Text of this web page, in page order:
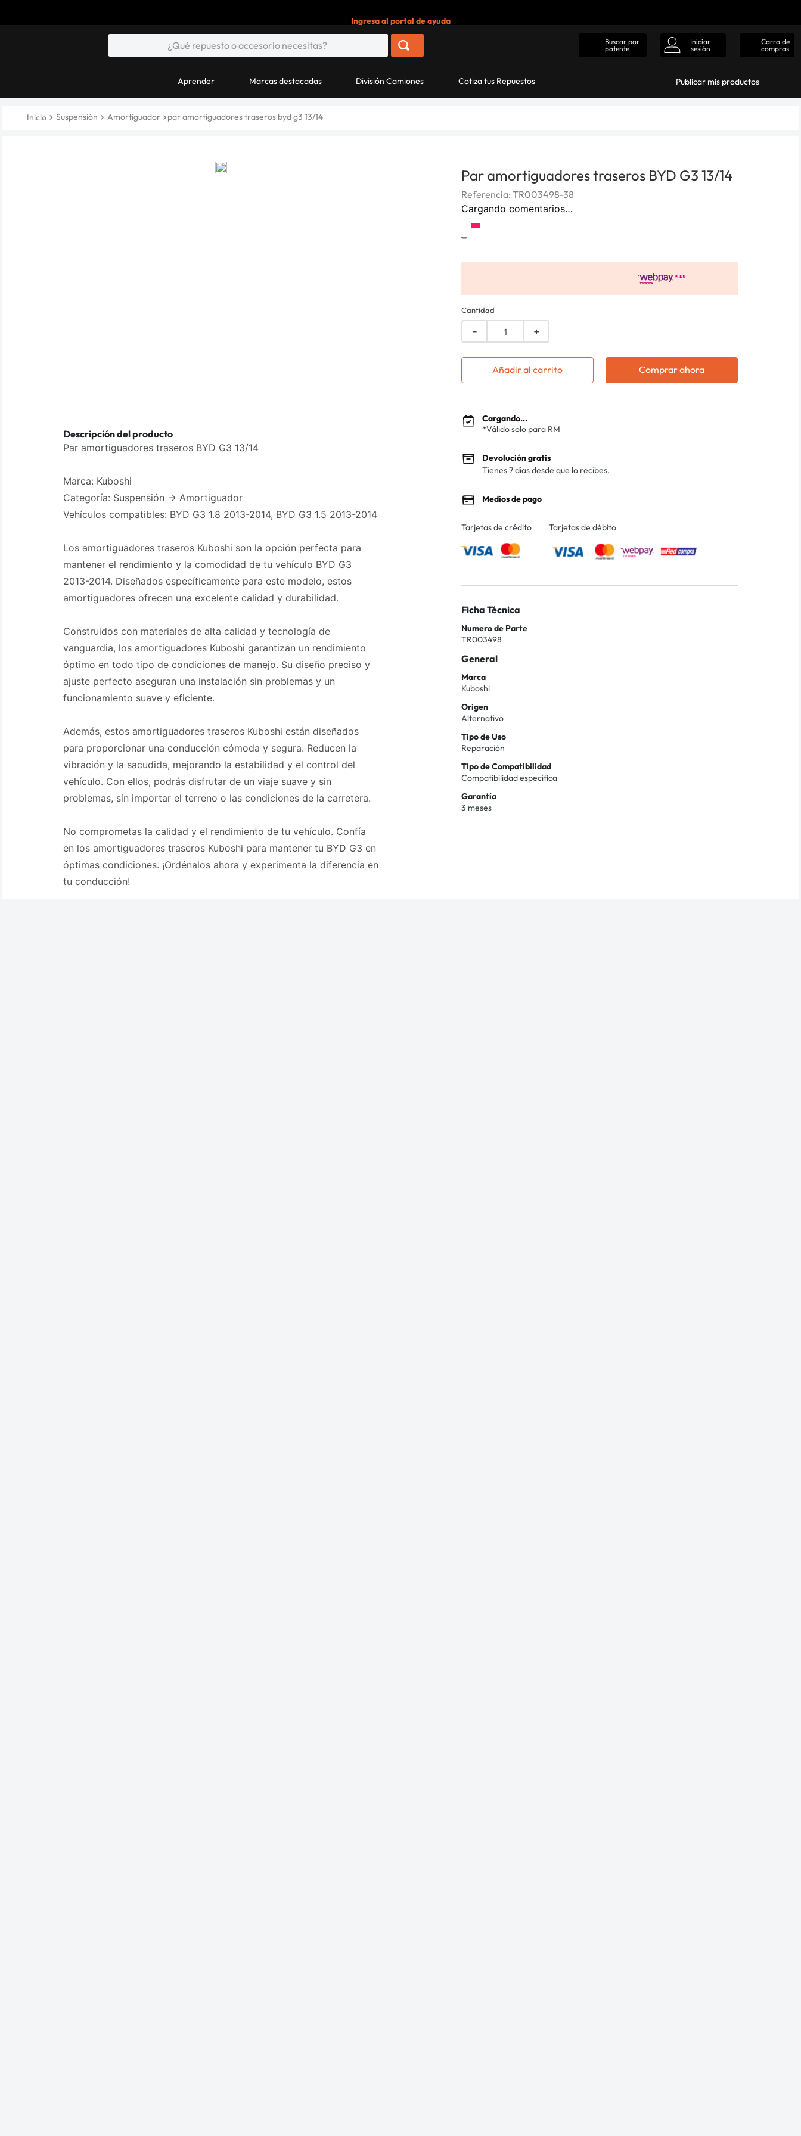
Ingresa al portal de ayuda
Buscar por
patente
Iniciar
sesión
Carro de
compras
Aprender Marcas destacadas División Camiones Cotiza tus Repuestos Publicar mis productos
Suspensión Amortiguador par amortiguadores traseros byd g3 13/14
Descripción del producto
Par amortiguadores traseros BYD G3 13/14
Marca: Kuboshi
Categoría: Suspensión -> Amortiguador
Vehículos compatibles: BYD G3 1.8 2013-2014, BYD G3 1.5 2013-2014
Los amortiguadores traseros Kuboshi son la opción perfecta para
mantener el rendimiento y la comodidad de tu vehículo BYD G3
2013-2014. Diseñados específicamente para este modelo, estos
amortiguadores ofrecen una excelente calidad y durabilidad.
Construidos con materiales de alta calidad y tecnología de
vanguardia, los amortiguadores Kuboshi garantizan un rendimiento
óptimo en todo tipo de condiciones de manejo. Su diseño preciso y
ajuste perfecto aseguran una instalación sin problemas y un
funcionamiento suave y eficiente.
Además, estos amortiguadores traseros Kuboshi están diseñados
para proporcionar una conducción cómoda y segura. Reducen la
vibración y la sacudida, mejorando la estabilidad y el control del
vehículo. Con ellos, podrás disfrutar de un viaje suave y sin
problemas, sin importar el terreno o las condiciones de la carretera.
No comprometas la calidad y el rendimiento de tu vehículo. Confía
en los amortiguadores traseros Kuboshi para mantener tu BYD G3 en
óptimas condiciones. ¡Ordénalos ahora y experimenta la diferencia en
tu conducción!
Par amortiguadores traseros BYD G3 13/14
Referencia: TR003498-38
Cargando comentarios…
-
Cantidad
＋
－
Añadir al carrito Comprar ahora
Cargando...
*Válido solo para RM
Devolución gratis
Tienes 7 días desde que lo recibes.
Medios de pago
Tarjetas de crédito Tarjetas de débito
Ficha Técnica
Numero de Parte
TR003498
General
Marca
Kuboshi
Origen
Alternativo
Tipo de Uso
Reparación
Tipo de Compatibilidad
Compatibilidad específica
Garantía
3 meses